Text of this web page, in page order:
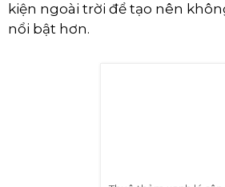
kiện ngoài trời để tạo nên
nổi bật hơn.